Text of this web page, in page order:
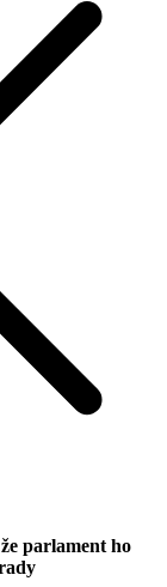
parlament ho